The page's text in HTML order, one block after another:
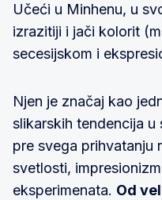
Učeći u Minhenu, u
izrazitiji i jači kolorit
secesijskom i
Njen je značaj kao
slikarskih tendencija
pre svega prihvatanju
svetlosti,
eksperimenata. Od